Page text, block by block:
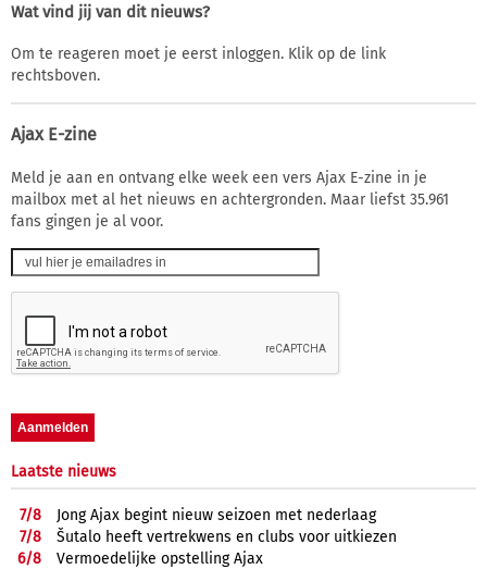
Wat vind jij van dit nieuws?
Om te reageren moet je eerst inloggen. Klik op de link
rechtsboven.
Ajax E-zine
Meld je aan en ontvang elke week een vers Ajax E-zine in je
mailbox met al het nieuws en achtergronden. Maar liefst 35.961
fans gingen je al voor.
Laatste nieuws
7/8
Jong Ajax begint nieuw seizoen met nederlaag
7/8
Šutalo heeft vertrekwens en clubs voor uitkiezen
6/8
Vermoedelijke opstelling Ajax